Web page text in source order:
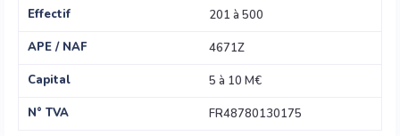
Effectif
201 à 500
APE / NAF
4671Z
Capital
5 à 10 M€
N° TVA
FR48780130175